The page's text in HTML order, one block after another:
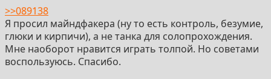
>>089138
Я просил майндфакера (ну то есть контроль, безумие,
глюки и кирпичи), а не танка для солопрохождения.
Мне наоборот нравится играть толпой. Но советами
воспользуюсь. Спасибо.